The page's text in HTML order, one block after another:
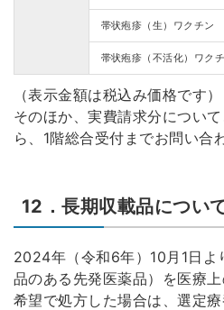
帯状疱疹（生）ワクチン
帯状疱疹（不活化）ワク
（表示金額は税込み価格です）
そのほか、実費請求分につい
ら、1階総合受付までお問い合
12．長期収載品につい
2024年（令和6年）10月1日よ
品のある先発医薬品）を医療
希望で処方した場合は、選定